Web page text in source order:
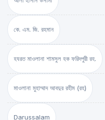
কে. এম. জি. রহমান
হযরত মাওলানা শামসুল হক ফরিদপুরী রহ.
মাওলানা মুহাম্মাদ আবদুর রহীম (রহ)
Darussalam